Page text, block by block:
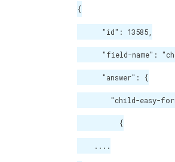
{
      "id": 13585,
"field-name":
      "answer": {
"child-easy-
          {
    ....